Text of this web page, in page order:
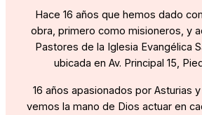
Hace 16 años que hemos dado
obra, primero como misioneros, y
Pastores de la Iglesia Evangélica
ubicada en Av. Principal 15,
16 años apasionados por Asturias
vemos la mano de Dios actuar en